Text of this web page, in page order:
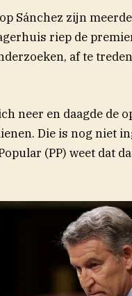
Sánchez zijn
riep de
af tetreden
neer en daagde de
Die is nog niet
(PP) weet dat